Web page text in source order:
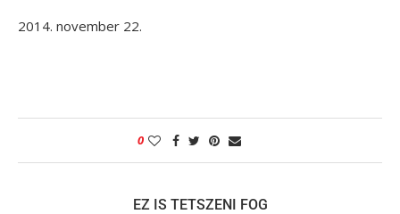
2014. november 22.
0
EZ IS TETSZENI FOG